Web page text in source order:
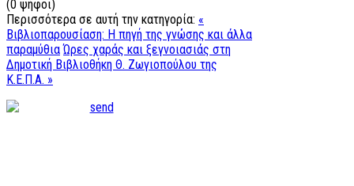
(0 ψήφοι)
Περισσότερα σε αυτή την κατηγορία: «
Βιβλιοπαρουσίαση: Η πηγή της γνώσης και άλλα
παραμύθια Ώρες χαράς και ξεγνοιασιάς στη
Δημοτική Βιβλιοθήκη Θ. Ζωγιοπούλου της
Κ.Ε.Π.Α. »